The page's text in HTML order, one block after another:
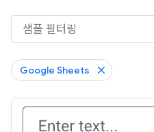
Google Sheets